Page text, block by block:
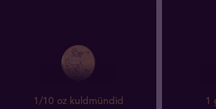
1/10 oz kuldmündid 1